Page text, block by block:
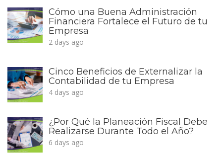
Cómo una Buena Administración
Financiera Fortalece el Futuro de tu
Empresa
2 days ago
Cinco Beneficios de Externalizar la
Contabilidad de tu Empresa
4 days ago
¿Por Qué la Planeación Fiscal Debe
Realizarse Durante Todo el Año?
6 days ago